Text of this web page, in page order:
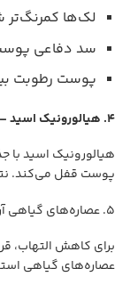
لک‌ها کمرنگ‌تر
سد دفاعی
پوست رطوبت
۴. هیالورونیک اسید – آبرسان عمیق
هیالورونیک اسید با
پوست قفل می‌کند.
۵. عصاره‌های گیاهی آرام‌بخش
برای کاهش التهاب،
عصاره‌های گیاهی